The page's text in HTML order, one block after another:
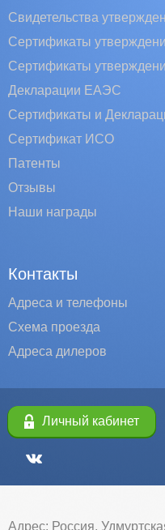
Свидетельства
Сертификаты
Сертификаты
Декларации ЕАЭС
Сертификаты и
Сертификат ИСО
Патенты
Отзывы
Наши награды
Контакты
Адреса и телефоны
Схема проезда
Адреса дилеров
Личный кабинет
Адрес: Россия,